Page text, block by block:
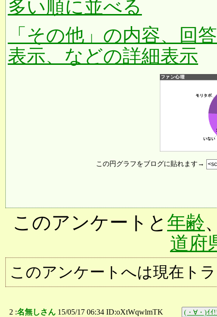
多い順に並べる
「その他」の内容、回
表示、などの詳細表示
この円グラフをブログに貼れます→
このアンケートと 年齢
道府
このアンケートへは現在ト
2 :名無しさん 15/05/17 06:34 ID:oXtWqwlmTK (・∀・)ｲｲ